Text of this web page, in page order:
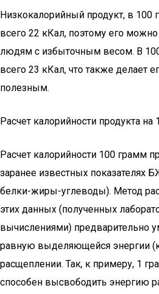
Низкокалорийный продукт, в 100
всего 22 кКал, поэтому его
людям с избыточным весом. В
всего 23 кКал, что также делает
полезным.
Расчет калорийности продукта на
Расчет калорийности 100 грамм
заранее известных показателях
белки-жиры-углеводы). Метод
этих данных (полученных
вычислениями) предварительно
равную выделяющейся энергии
расщеплении. Так, к примеру, 1
способен высвободить энергию